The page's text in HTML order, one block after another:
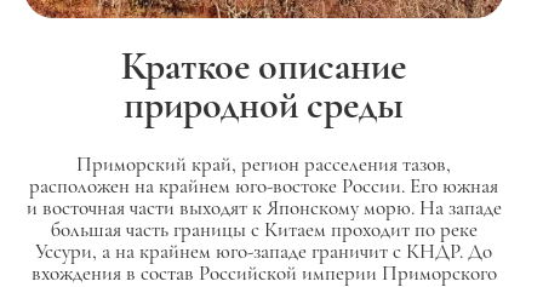
Краткое описание
природной среды
Приморский край, регион расселения тазов,
расположен на крайнем юго-востоке России. Его южная
и восточная части выходят к Японскому морю. На западе
большая часть границы с Китаем проходит по реке
Уссури, а на крайнем юго-западе граничит с КНДР. До
вхождения в состав Российской империи Приморского